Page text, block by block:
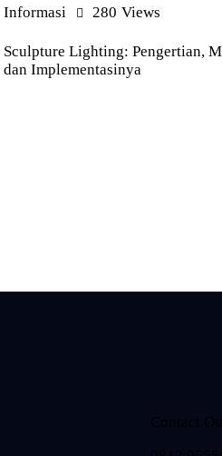
Informasi 280 Views
Sculpture Lighting: Pengertian,
dan Implementasinya